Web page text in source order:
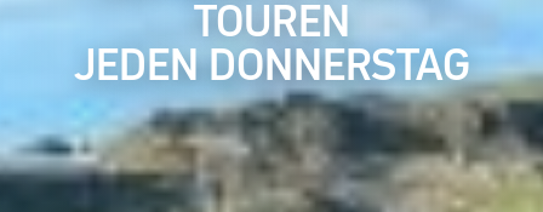
TOUREN
JEDEN DONNERSTAG